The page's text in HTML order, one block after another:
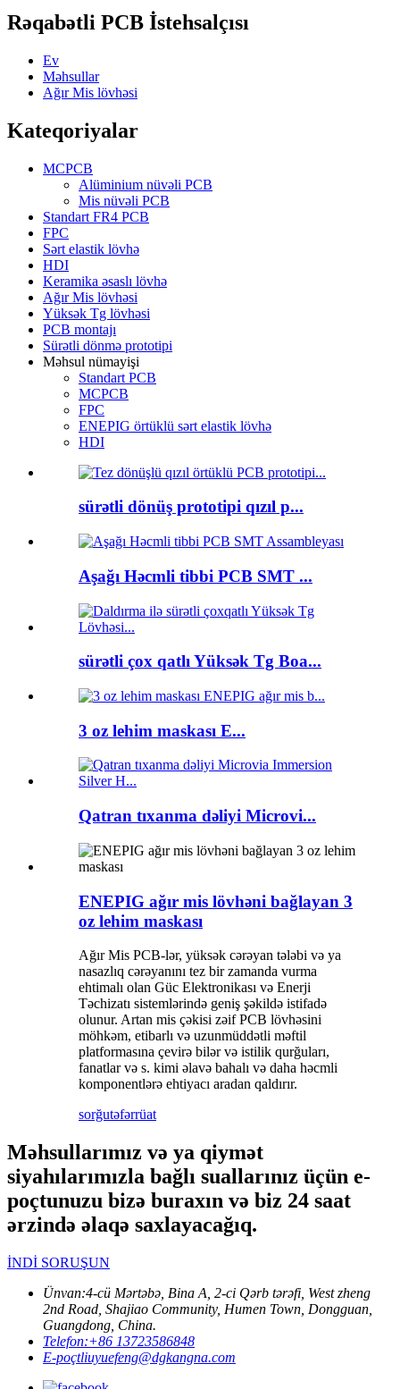
Rəqabətli PCB İstehsalçısı
Ev
Məhsullar
Ağır Mis lövhəsi
Kateqoriyalar
MCPCB
Alüminium nüvəli PCB
Mis nüvəli PCB
Standart FR4 PCB
FPC
Sərt elastik lövhə
HDI
Keramika əsaslı lövhə
Ağır Mis lövhəsi
Yüksək Tg lövhəsi
PCB montajı
Sürətli dönmə prototipi
Məhsul nümayişi
Standart PCB
MCPCB
FPC
ENEPIG örtüklü sərt elastik lövhə
HDI
sürətli dönüş prototipi qızıl p...
Aşağı Həcmli tibbi PCB SMT ...
sürətli çox qatlı Yüksək Tg Boa...
3 oz lehim maskası E...
Qatran tıxanma dəliyi Microvi...
ENEPIG ağır mis lövhəni bağlayan 3
oz lehim maskası
Ağır Mis PCB-lər, yüksək cərəyan tələbi və ya
nasazlıq cərəyanını tez bir zamanda vurma
ehtimalı olan Güc Elektronikası və Enerji
Təchizatı sistemlərində geniş şəkildə istifadə
olunur. Artan mis çəkisi zəif PCB lövhəsini
möhkəm, etibarlı və uzunmüddətli məftil
platformasına çevirə bilər və istilik qurğuları,
fanatlar və s. kimi əlavə bahalı və daha həcmli
komponentlərə ehtiyacı aradan qaldırır.
sorğutəfərrüat
Məhsullarımız və ya qiymət
siyahılarımızla bağlı suallarınız üçün e-
poçtunuzu bizə buraxın və biz 24 saat
ərzində əlaqə saxlayacağıq.
İNDİ SORUŞUN
Ünvan:4-cü Mərtəbə, Bina A, 2-ci Qərb tərəfi, West zheng
2nd Road, Shajiao Community, Humen Town, Dongguan,
Guangdong, China.
Telefon:+86 13723586848
E-poçtliuyuefeng@dgkangna.com